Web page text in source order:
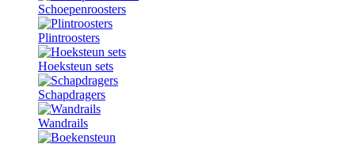
Schoepenroosters
Plintroosters
Hoeksteun sets
Schapdragers
Wandrails